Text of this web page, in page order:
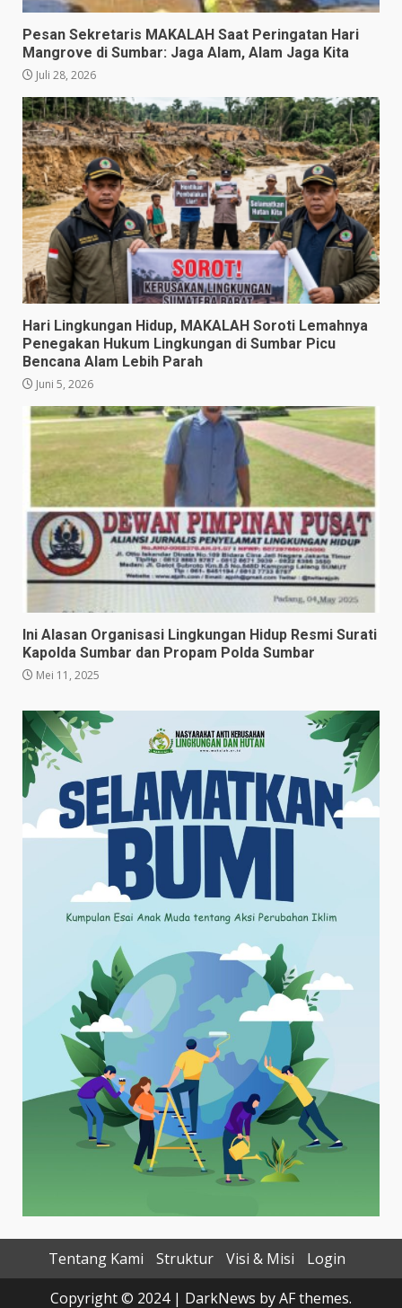
Pesan Sekretaris MAKALAH Saat Peringatan Hari
Mangrove di Sumbar: Jaga Alam, Alam Jaga Kita
Juli 28, 2026
​Hari Lingkungan Hidup, MAKALAH Soroti Lemahnya
Penegakan Hukum Lingkungan di Sumbar Picu
Bencana Alam Lebih Parah
Juni 5, 2026
Ini Alasan Organisasi Lingkungan Hidup Resmi Surati
Kapolda Sumbar dan Propam Polda Sumbar
Mei 11, 2025
Tentang Kami Struktur Visi & Misi
Login
Copyright © 2024 | DarkNews by AF themes.